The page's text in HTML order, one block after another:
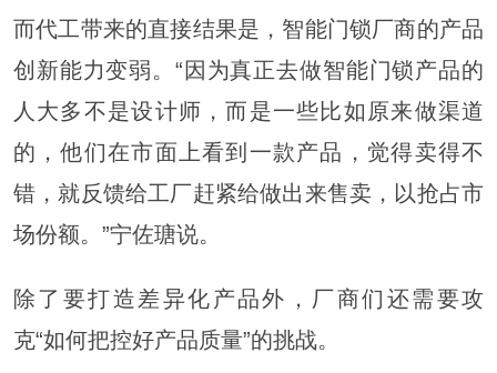
而代工带来的直接结果是，智能门锁厂商的产品
创新能力变弱。“因为真正去做智能门锁产品的
人大多不是设计师，而是一些比如原来做渠道
的，他们在市面上看到一款产品，觉得卖得不
错，就反馈给工厂赶紧给做出来售卖，以抢占市
场份额。”宁佐瑭说。
除了要打造差异化产品外，厂商们还需要攻
克“如何把控好产品质量”的挑战。